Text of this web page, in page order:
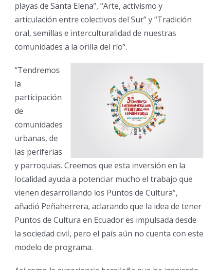
playas de Santa Elena”, “Arte, activismo y
articulación entre colectivos del Sur” y “Tradición
oral, semillas e interculturalidad de nuestras
comunidades a la orilla del río”.
“Tendremos
la
participación
de
comunidades
urbanas, de
las periferias
y parroquias. Creemos que esta inversión en la
localidad ayuda a potenciar mucho el trabajo que
vienen desarrollando los Puntos de Cultura”,
añadió Peñaherrera, aclarando que la idea de tener
Puntos de Cultura en Ecuador es impulsada desde
la sociedad civil, pero el país aún no cuenta con este
modelo de programa.